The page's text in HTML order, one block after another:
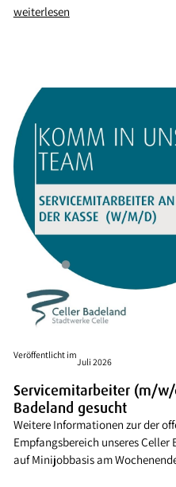
weiterlesen
Veröffentlicht im
Juli 2026
Servicemitarbeiter (m/
Badeland gesucht
Weitere Informationen zur der
Empfangsbereich unseres
auf Minijobbasis am